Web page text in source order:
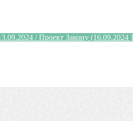
/ Проект Закону (16.09.2024 ]